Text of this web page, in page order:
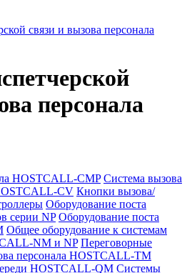
связи и вызова персонала
персонала
HOSTCALL-CMP Cистема вызова
CV Кнопки вызова/
Оборудование поста
серии NP Оборудование поста
Общее оборудование к системам
NM и NP Переговорные
персонала HOSTCALL-TM
HOSTCALL-QM Системы